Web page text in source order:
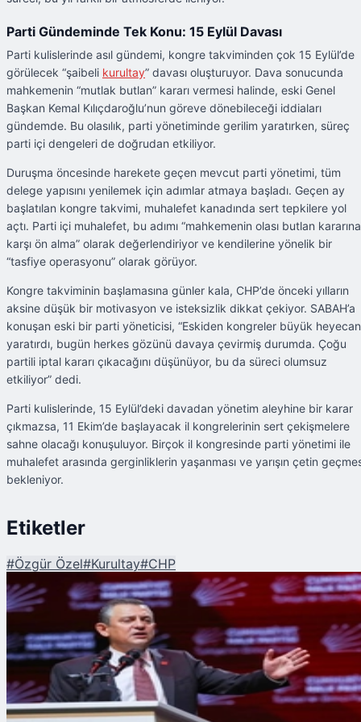
Parti Gündeminde Tek Konu: 15 Eylül Davası
Parti kulislerinde asıl gündemi, kongre takviminden çok 15 Eylül’de
görülecek “şaibeli kurultay” davası oluşturuyor. Dava sonucunda
mahkemenin “mutlak butlan” kararı vermesi halinde, eski Genel
Başkan Kemal Kılıçdaroğlu’nun göreve dönebileceği iddiaları
gündemde. Bu olasılık, parti yönetiminde gerilim yaratırken, süreç
parti içi dengeleri de doğrudan etkiliyor.
Duruşma öncesinde harekete geçen mevcut parti yönetimi, tüm
delege yapısını yenilemek için adımlar atmaya başladı. Geçen ay
başlatılan kongre takvimi, muhalefet kanadında sert tepkilere yol
açtı. Parti içi muhalefet, bu adımı “mahkemenin olası butlan kararına
karşı ön alma” olarak değerlendiriyor ve kendilerine yönelik bir
“tasfiye operasyonu” olarak görüyor.
Kongre takviminin başlamasına günler kala, CHP’de önceki yılların
aksine düşük bir motivasyon ve isteksizlik dikkat çekiyor. SABAH’a
konuşan eski bir parti yöneticisi, “Eskiden kongreler büyük heyecan
yaratırdı, bugün herkes gözünü davaya çevirmiş durumda. Çoğu
partili iptal kararı çıkacağını düşünüyor, bu da süreci olumsuz
etkiliyor” dedi.
Parti kulislerinde, 15 Eylül’deki davadan yönetim aleyhine bir karar
çıkmazsa, 11 Ekim’de başlayacak il kongrelerinin sert çekişmelere
sahne olacağı konuşuluyor. Birçok il kongresinde parti yönetimi ile
muhalefet arasında gerginliklerin yaşanması ve yarışın çetin
bekleniyor.
Etiketler
#Özgür Özel#Kurultay#CHP
CHP'de Kongre Takvimi Başlıyor, Gözler 'Şaibeli Kurultay' Davasında